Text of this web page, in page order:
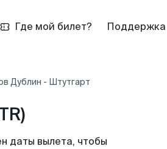
Где мой билет? Поддержка
Дублин - Штутгарт
даты вылета, чтобы